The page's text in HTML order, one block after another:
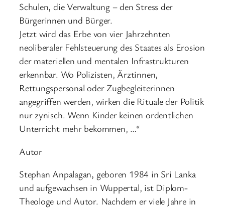
Schulen, die Verwaltung – den Stress der
Bürgerinnen und Bürger.
Jetzt wird das Erbe von vier Jahrzehnten
neoliberaler Fehlsteuerung des Staates als Erosion
der materiellen und mentalen Infrastrukturen
erkennbar. Wo Polizisten, Ärztinnen,
Rettungspersonal oder Zugbegleiterinnen
angegriffen werden, wirken die Rituale der Politik
nur zynisch. Wenn Kinder keinen ordentlichen
Unterricht mehr bekommen, …“
Autor
Stephan Anpalagan, geboren 1984 in Sri Lanka
und aufgewachsen in Wuppertal, ist Diplom-
Theologe und Autor. Nachdem er viele Jahre in